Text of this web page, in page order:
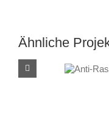
Ähnliche